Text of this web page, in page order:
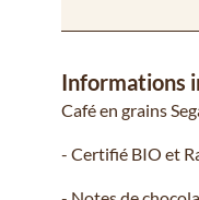
Informations
Café en grains
- Certifié BIO et